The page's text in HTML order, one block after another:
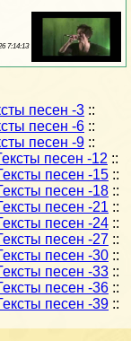
7:14:13
песен -3 ::
песен -6 ::
песен -9 ::
песен -12 ::
песен -15 ::
песен -18 ::
песен -21 ::
песен -24 ::
песен -27 ::
песен -30 ::
песен -33 ::
песен -36 ::
песен -39 ::